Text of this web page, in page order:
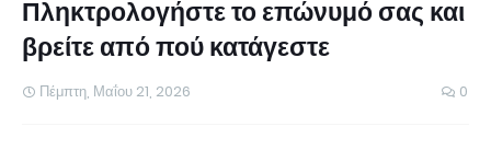
Πληκτρολογήστε το επώνυμό σας και
βρείτε από πού κατάγεστε
Πέμπτη, Μαΐου 21, 2026 0